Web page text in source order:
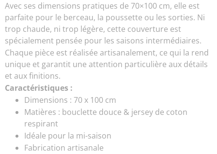
Avec ses dimensions pratiques de 70×100 cm, elle est
parfaite pour le berceau, la poussette ou les sorties. Ni
trop chaude, ni trop légère, cette couverture est
spécialement pensée pour les saisons intermédiaires.
Chaque pièce est réalisée artisanalement, ce qui la rend
unique et garantit une attention particulière aux détails
et aux finitions.
Caractéristiques :
Dimensions : 70 x 100 cm
Matières : bouclette douce & jersey de coton
respirant
Idéale pour la mi-saison
Fabrication artisanale